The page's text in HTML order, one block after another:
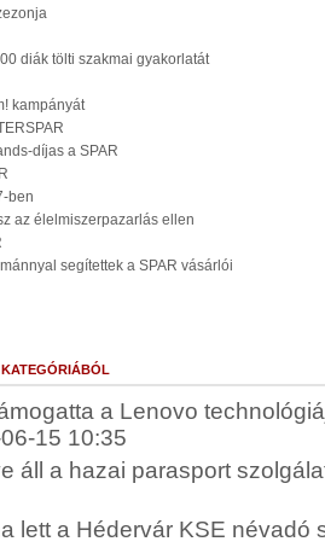
diák tölti szakmai gyakorlatát
kampányát
díjas a SPAR
ben
az élelmiszerpazarlás ellen
segítettek a SPAR vásárlói
a Lenovo
15 10:35
áll a hazai parasport
lett a Hédervár KSE névadó